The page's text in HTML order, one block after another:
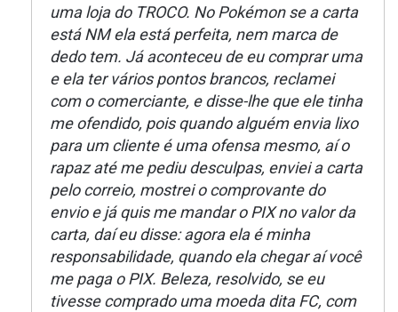
uma loja do TROCO. No Pokémon se a carta
está NM ela está perfeita, nem marca de
dedo tem. Já aconteceu de eu comprar uma
e ela ter vários pontos brancos, reclamei
com o comerciante, e disse-lhe que ele tinha
me ofendido, pois quando alguém envia lixo
para um cliente é uma ofensa mesmo, aí o
rapaz até me pediu desculpas, enviei a carta
pelo correio, mostrei o comprovante do
envio e já quis me mandar o PIX no valor da
carta, daí eu disse: agora ela é minha
responsabilidade, quando ela chegar aí você
me paga o PIX. Beleza, resolvido, se eu
tivesse comprado uma moeda dita FC, com